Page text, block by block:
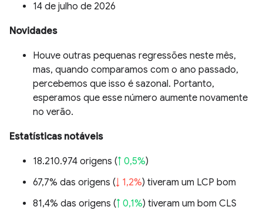
14 de julho de 2026
Novidades
Houve outras pequenas regressões neste mês,
mas, quando comparamos com o ano passado,
percebemos que isso é sazonal. Portanto,
esperamos que esse número aumente novamente
no verão.
Estatísticas notáveis
18.210.974 origens (↑ 0,5%)
67,7% das origens (↓ 1,2%) tiveram um LCP bom
81,4% das origens (↑ 0,1%) tiveram um bom CLS